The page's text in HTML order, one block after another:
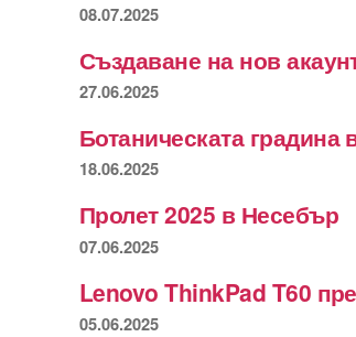
08.07.2025
Създаване на нов
27.06.2025
Ботаническата градина
18.06.2025
Пролет 2025 в Несебър
07.06.2025
Lenovo ThinkPad T60
05.06.2025